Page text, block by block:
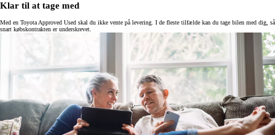
Klar til at tage med
Med en Toyota Approved Used skal du ikke vente på levering. I de fleste tilfælde kan du tage bilen med dig, så
snart købskontrakten er underskrevet.